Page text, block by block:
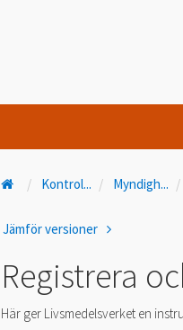
Kontrol... Myndigh...
Jämför versioner
Registrera
Här ger Livsmedelsverket en